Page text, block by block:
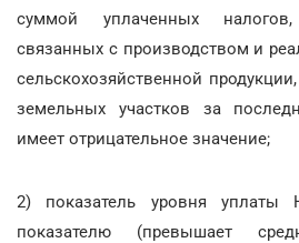
суммой уплаченных
связанных с производством и
сельскохозяйственной
земельных участков за
имеет отрицательное значение;
2) показатель уровня уплаты
показателю (превышает